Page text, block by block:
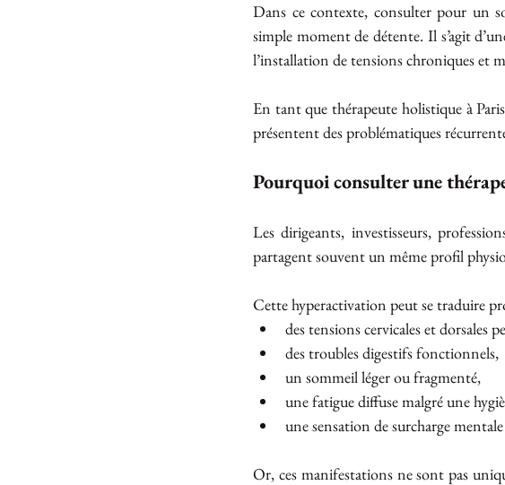
Dans ce contexte, consulter pour un
simple moment de détente. Il s’agit
l’installation de tensions chroniques et
En tant que thérapeute holistique à
présentent des problématiques
Pourquoi consulter une
Les dirigeants, investisseurs,
partagent souvent un même profil
Cette hyperactivation peut se traduire
des tensions cervicales et dorsales
des troubles digestifs fonctionnels,
un sommeil léger ou fragmenté,
une fatigue diffuse malgré une
une sensation de surcharge
Or, ces manifestations ne sont pas